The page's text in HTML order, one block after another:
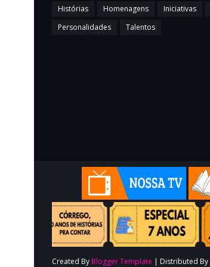
Histórias Homenagens Iniciativas
Personalidades
Talentos
Created By Blogger Template | Distributed By